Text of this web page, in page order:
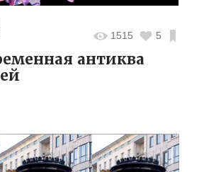
1515 5
антиква